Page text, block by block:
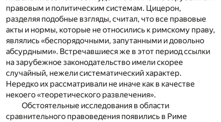
правовым и политическим системам. Цицерон,
разделяя подобные взгляды, считал, что все правовые
акты и нормы, которые не относились к римскому праву,
являлись «беспорядочными, запутанными и довольно
абсурдными». Встречавшиеся же в этот период ссылки
на зарубежное законодательство имели скорее
случайный, нежели систематический характер.
Нередко их рассматривали не иначе как в качестве
некоего «теоретического развлечения».
Обстоятельные исследования в области
сравнительного правоведения появились в Риме